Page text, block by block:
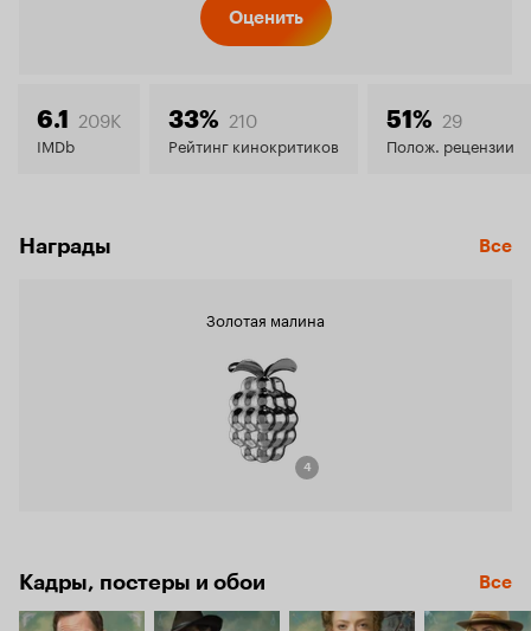
6.3
Оценить
6.1 209K
IMDb
33% 210
Рейтинг кинокритиков
51% 29
Полож. рецензии
Награды Все
Золотая малина
4
Кадры, постеры и обои Все